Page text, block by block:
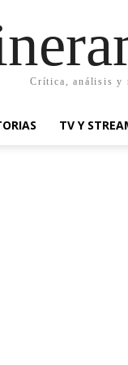
Crítica, análisis y
TV Y